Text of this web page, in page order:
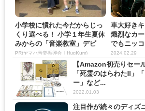
小学校に慣れた今だからじっ
くり選べる！ 小学１年生夏休
みからの「音楽教室」デビ
ュ...
PR(ヤマハ音楽振興会｜HugKum)
車大好きキ
熾烈なカ
でもニッ
ウ...
2024.02.29
【Amazon初売りセー
「死霊のはらわたII」
ー」など...
2022.01.03
注目作が続々のディズ